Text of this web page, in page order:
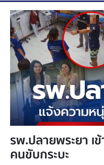
รพ.ปลายพระยา เ
คนขับกระบะ